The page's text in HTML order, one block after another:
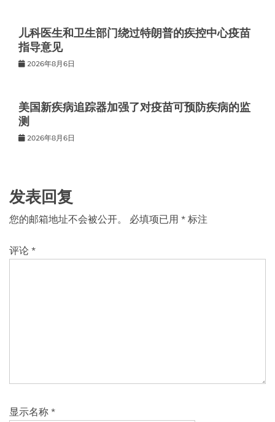
儿科医生和卫生部门绕过特朗普的疾控中心疫苗
指导意见
2026年8月6日
美国新疾病追踪器加强了对疫苗可预防疾病的监
测
2026年8月6日
发表回复
您的邮箱地址不会被公开。 必填项已用 * 标注
评论 *
显示名称 *